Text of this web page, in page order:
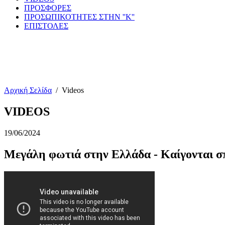
ΠΡΟΣΦΟΡΕΣ
ΠΡΟΣΩΠΙΚΟΤΗΤΕΣ ΣΤΗΝ ''Κ''
ΕΠΙΣΤΟΛΕΣ
Αρχική Σελίδα / Videos
VIDEOS
19/06/2024
Μεγάλη φωτιά στην Ελλάδα - Καίγονται